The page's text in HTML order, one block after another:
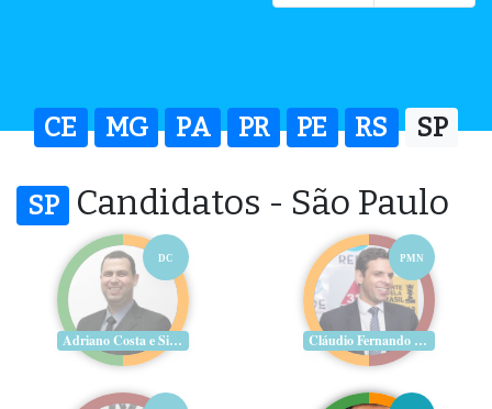
CE MG PA PR PE RS SP
SP Candidatos - São Paulo
DC
Adriano Costa e Silva
PMN
Cláudio Fernando Aguiar